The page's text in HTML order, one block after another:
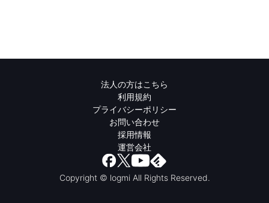
法人の方はこちら
利用規約
プライバシーポリシー
お問い合わせ
採用情報
運営会社
Copyright © logmi All Rights Reserved.